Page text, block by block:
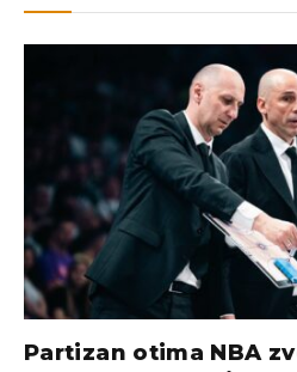
Partizan otima NBA